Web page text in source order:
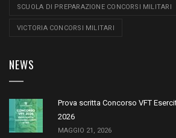
SCUOLA DI PREPARAZIONE CONCORSI MILITARI
VICTORIA CONCORSI MILITARI
NEWS
Prova scritta Concorso VFT
2026
MAGGIO 21, 2026